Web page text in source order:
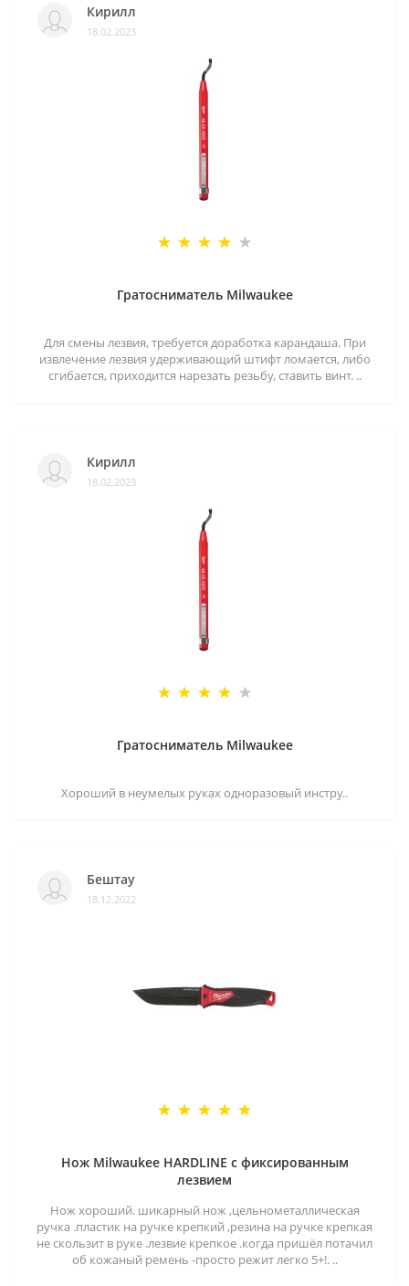
Кирилл
18.02.2023
Гратосниматель Milwaukee
Для смены лезвия, требуется доработка карандаша. При
извлечение лезвия удерживающий штифт ломается, либо
сгибается, приходится нарезать резьбу, ставить винт. ..
Кирилл
18.02.2023
Гратосниматель Milwaukee
Хороший в неумелых руках одноразовый инстру..
Бештау
18.12.2022
Нож Milwaukee HARDLINE с фиксированным
лезвием
Нож хороший. шикарный нож ,цельнометаллическая
ручка .пластик на ручке крепкий ,резина на ручке крепкая
не скользит в руке .лезвие крепкое .когда пришёл потачил
об кожаный ремень -просто режит легко 5+!. ..